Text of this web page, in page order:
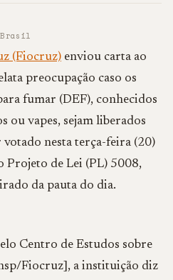
(Fiocruz) enviou carta ao
preocupação caso os
fumar (DEF), conhecidos
ou vapes, sejam liberados
nesta terça-feira (20)
Projeto de Lei (PL) 5008,
da pauta do dia.
Centro de Estudos sobre
Fiocruz], a instituição diz